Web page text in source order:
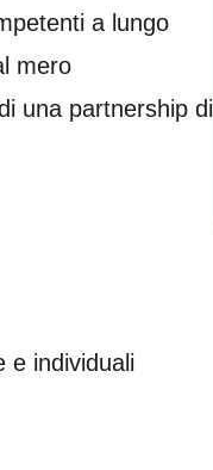
a lungo
mero
una partnership di
e individuali